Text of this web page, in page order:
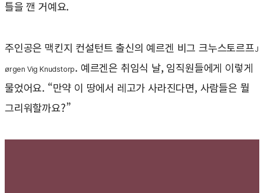
틀을 깬 거예요.
주인공은 맥킨지 컨설턴트 출신의 예르겐 비그 크누스토르프J
ørgen Vig Knudstorp. 예르겐은 취임식 날, 임직원들에게 이렇게
물었어요. “만약 이 땅에서 레고가 사라진다면, 사람들은 뭘
그리워할까요?”